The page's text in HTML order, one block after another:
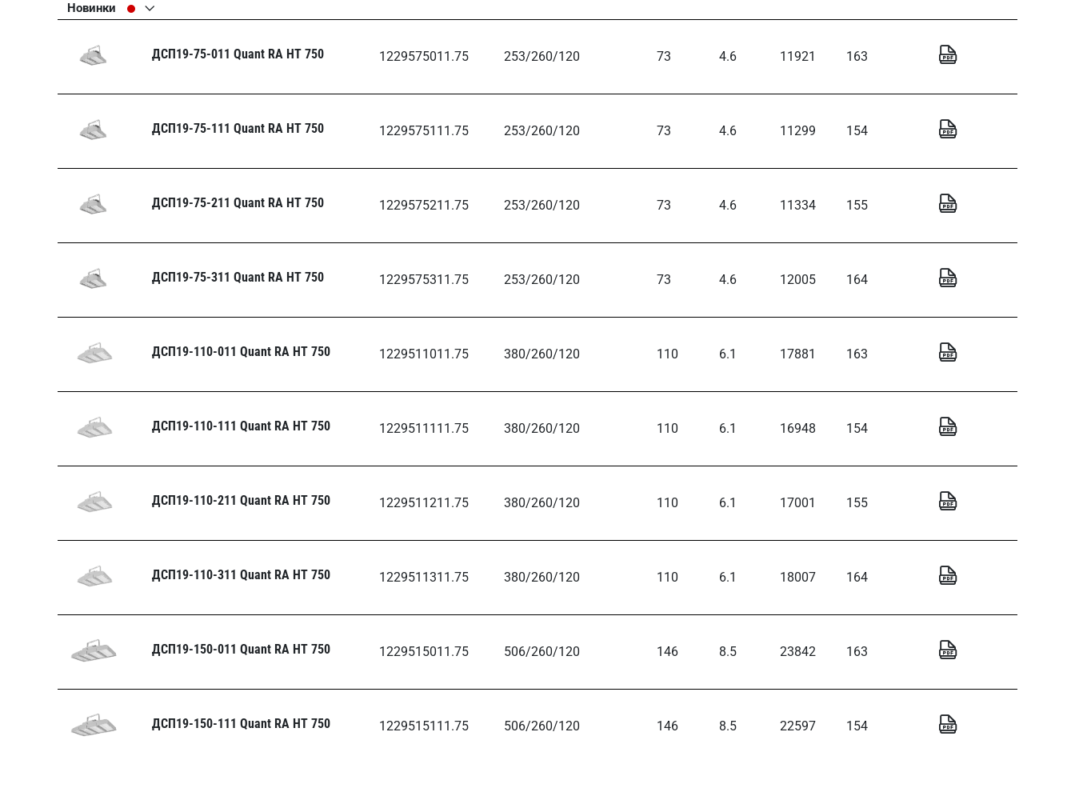
Новинки
ДСП19-75-011 Quant RA HT 750 1229575011.75 253/260/120 73 4.6 11921 163
ДСП19-75-111 Quant RA HT 750 1229575111.75 253/260/120 73 4.6 11299 154
ДСП19-75-211 Quant RA HT 750 1229575211.75 253/260/120 73 4.6 11334 155
ДСП19-75-311 Quant RA HT 750 1229575311.75 253/260/120 73 4.6 12005 164
ДСП19-110-011 Quant RA HT 750 1229511011.75 380/260/120 110 6.1 17881 163
ДСП19-110-111 Quant RA HT 750 1229511111.75 380/260/120 110 6.1 16948 154
ДСП19-110-211 Quant RA HT 750 1229511211.75 380/260/120 110 6.1 17001 155
ДСП19-110-311 Quant RA HT 750 1229511311.75 380/260/120 110 6.1 18007 164
ДСП19-150-011 Quant RA HT 750 1229515011.75 506/260/120 146 8.5 23842 163
ДСП19-150-111 Quant RA HT 750 1229515111.75 506/260/120 146 8.5 22597 154